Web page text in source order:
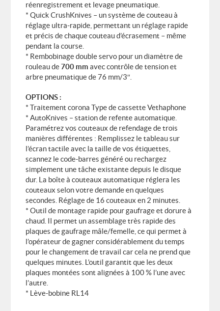
réenregistrement et levage pneumatique.
* Quick CrushKnives – un système de couteau à
réglage ultra-rapide, permettant un réglage rapide
et précis de chaque couteau d’écrasement – même
pendant la course.
* Rembobinage double servo pour un diamètre de
rouleau de700 mm avec contrôle de tension et
arbre pneumatique de 76 mm/3″.
OPTIONS :
* Traitement corona Type de cassette Vethaphone
* AutoKnives – station de refente automatique.
Paramétrez vos couteaux de refendage de trois
manières différentes : Remplissez le tableau sur
l’écran tactile avec la taille de vos étiquettes,
scannez le code-barres généré ou rechargez
simplement une tâche existante depuis le disque
dur. La boîte à couteaux automatique réglera les
couteaux selon votre demande en quelques
secondes. Réglage de 16 couteaux en 2 minutes.
* Outil de montage rapide pour gaufrage et dorure à
chaud. Il permet un assemblage très rapide des
plaques de gaufrage mâle/femelle, ce qui permet à
l’opérateur de gagner considérablement du temps
pour le changement de travail car cela ne prend que
quelques minutes. L’outil garantit que les deux
plaques montées sont alignées à 100 % l’une avec
l’autre.
* Lève-bobine RL14